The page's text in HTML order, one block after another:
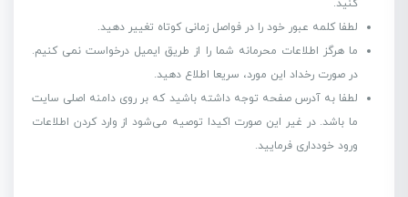
کنید.
لطفا کلمه عبور خود را در فواصل زمانی کوتاه تغییر دهید.
ما هرگز اطلاعات محرمانه شما را از طریق ایمیل درخواست نمی کنیم.
در صورت رخداد این مورد، سریعا اطلاع دهید.
لطفا به آدرس صفحه توجه داشته باشید که بر روی دامنه اصلی سایت
ما باشد. در غیر این صورت اکیدا توصیه می‌شود از وارد کردن اطلاعات
ورود خودداری فرمایید.